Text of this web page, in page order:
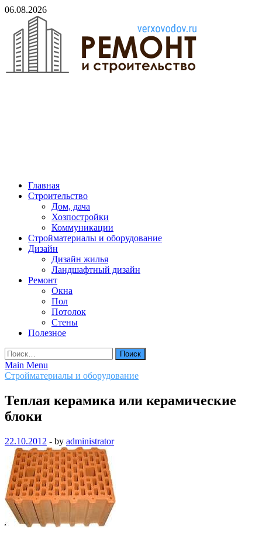
Skip
content
06.08.2026
Главная
Строительство
Дом, дача
Хозпостройки
Коммуникации
Стройматериалы и оборудование
Дизайн
Дизайн жилья
Ландшафтный дизайн
Ремонт
Окна
Пол
Потолок
Стены
Полезное
Найти:
Main Menu
Стройматериалы и оборудование
Теплая керамика или керамические
блоки
22.10.2012 - by administrator